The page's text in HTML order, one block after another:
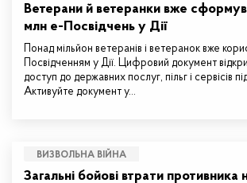
Ветерани й ветеранки вже
млн е-Посвідчень у Дії
Понад мільйон ветеранів і ветеранок вже
Посвідченням у Дії. Цифровий документ
доступ до державних послуг, пільг і сервісів
Активуйте документ у…
ВИЗВОЛЬНА ВІЙНА
Загальні бойові втрати